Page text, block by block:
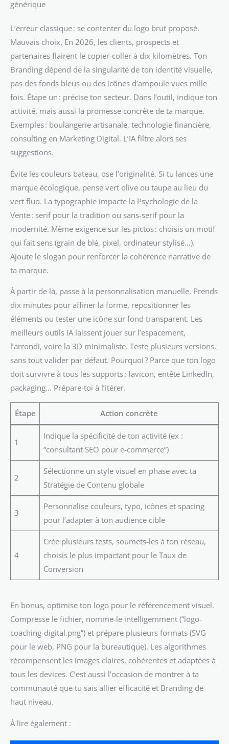
générique
L’erreur classique : se contenter du logo brut proposé.
Mauvais choix. En 2026, les clients, prospects et
partenaires flairent le copier-coller à dix kilomètres. Ton
Branding dépend de la singularité de ton identité visuelle,
pas des fonds bleus ou des icônes d’ampoule vues mille
fois. Étape un : précise ton secteur. Dans l’outil, indique ton
activité, mais aussi la promesse concrète de ta marque.
Exemples : boulangerie artisanale, technologie financière,
consulting en Marketing Digital. L’IA filtre alors ses
suggestions.
Évite les couleurs bateau, ose l’originalité. Si tu lances une
marque écologique, pense vert olive ou taupe au lieu du
vert fluo. La typographie impacte la Psychologie de la
Vente : serif pour la tradition ou sans-serif pour la
modernité. Même exigence sur les pictos : choisis un motif
qui fait sens (grain de blé, pixel, ordinateur stylisé…).
Ajoute le slogan pour renforcer la cohérence narrative de
ta marque.
À partir de là, passe à la personnalisation manuelle. Prends
dix minutes pour affiner la forme, repositionner les
éléments ou tester une icône sur fond transparent. Les
meilleurs outils IA laissent jouer sur l’espacement,
l’arrondi, voire la 3D minimaliste. Teste plusieurs versions,
sans tout valider par défaut. Pourquoi ? Parce que ton logo
doit survivre à tous les supports : favicon, entête LinkedIn,
packaging… Prépare-toi à l’itérer.
Étape Action concrète
1
Indique la spécificité de ton activité (ex :
“consultant SEO pour e-commerce”)
2
Sélectionne un style visuel en phase avec ta
Stratégie de Contenu globale
3
Personnalise couleurs, typo, icônes et spacing
pour l’adapter à ton audience cible
4
Crée plusieurs tests, soumets-les à ton réseau,
choisis le plus impactant pour le Taux de
Conversion
En bonus, optimise ton logo pour le référencement visuel.
Compresse le fichier, nomme-le intelligemment (“logo-
coaching-digital.png”) et prépare plusieurs formats (SVG
pour le web, PNG pour la bureautique). Les algorithmes
récompensent les images claires, cohérentes et adaptées à
tous les devices. C’est aussi l’occasion de montrer à ta
communauté que tu sais allier efficacité et Branding de
haut niveau.
À lire également :